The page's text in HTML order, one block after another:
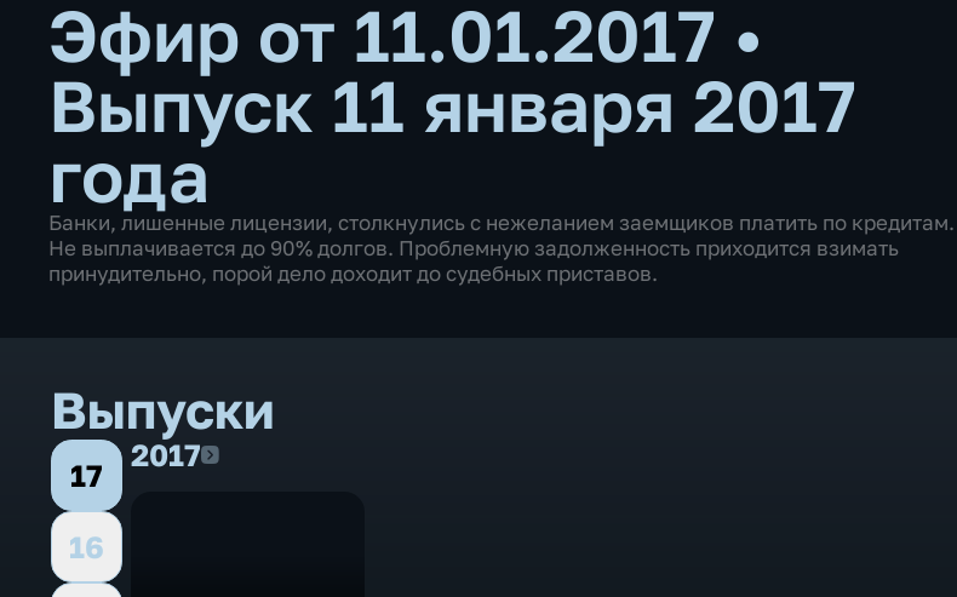
Эфир от 11.01.2017 •
Выпуск 11 января 2017
года
Банки, лишенные лицензии, столкнулись с нежеланием заемщиков платить по кредитам.
Не выплачивается до 90% долгов. Проблемную задолженность приходится взимать
принудительно, порой дело доходит до судебных приставов.
Выпуски
17
16
20172017